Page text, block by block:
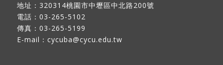
地址： 320314桃園市中壢區中北路200號
電話：03-265-5102
傳真：03-265-5199
E-mail： cycuba@cycu.edu.tw